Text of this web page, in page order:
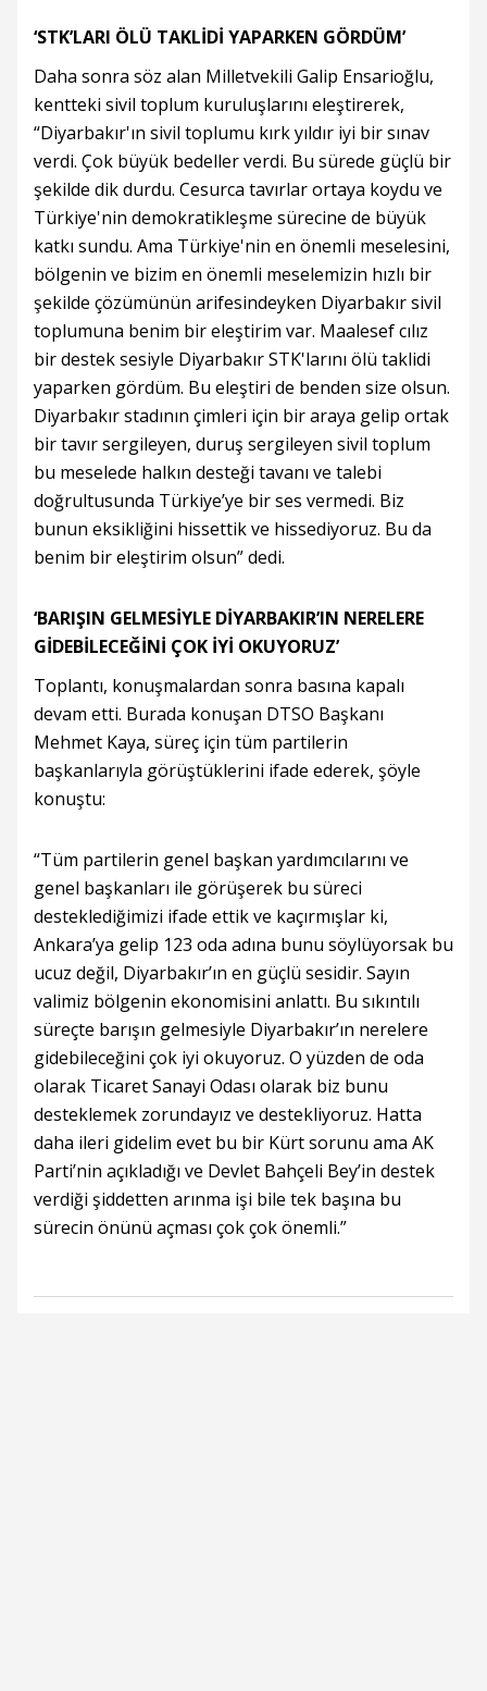
‘STK’LARI ÖLÜ TAKLİDİ YAPARKEN GÖRDÜM’
Daha sonra söz alan Milletvekili Galip Ensarioğlu,
kentteki sivil toplum kuruluşlarını eleştirerek,
“Diyarbakır'ın sivil toplumu kırk yıldır iyi bir sınav
verdi. Çok büyük bedeller verdi. Bu sürede güçlü bir
şekilde dik durdu. Cesurca tavırlar ortaya koydu ve
Türkiye'nin demokratikleşme sürecine de büyük
katkı sundu. Ama Türkiye'nin en önemli meselesini,
bölgenin ve bizim en önemli meselemizin hızlı bir
şekilde çözümünün arifesindeyken Diyarbakır sivil
toplumuna benim bir eleştirim var. Maalesef cılız
bir destek sesiyle Diyarbakır STK'larını ölü taklidi
yaparken gördüm. Bu eleştiri de benden size olsun.
Diyarbakır stadının çimleri için bir araya gelip ortak
bir tavır sergileyen, duruş sergileyen sivil toplum
bu meselede halkın desteği tavanı ve talebi
doğrultusunda Türkiye’ye bir ses vermedi. Biz
bunun eksikliğini hissettik ve hissediyoruz. Bu da
benim bir eleştirim olsun” dedi.
‘BARIŞIN GELMESİYLE DİYARBAKIR’IN NERELERE
GİDEBİLECEĞİNİ ÇOK İYİ OKUYORUZ’
Toplantı, konuşmalardan sonra basına kapalı
devam etti. Burada konuşan DTSO Başkanı
Mehmet Kaya, süreç için tüm partilerin
başkanlarıyla görüştüklerini ifade ederek, şöyle
konuştu:
“Tüm partilerin genel başkan yardımcılarını ve
genel başkanları ile görüşerek bu süreci
desteklediğimizi ifade ettik ve kaçırmışlar ki,
Ankara’ya gelip 123 oda adına bunu söylüyorsak bu
ucuz değil, Diyarbakır’ın en güçlü sesidir. Sayın
valimiz bölgenin ekonomisini anlattı. Bu sıkıntılı
süreçte barışın gelmesiyle Diyarbakır’ın nerelere
gidebileceğini çok iyi okuyoruz. O yüzden de oda
olarak Ticaret Sanayi Odası olarak biz bunu
desteklemek zorundayız ve destekliyoruz. Hatta
daha ileri gidelim evet bu bir Kürt sorunu ama AK
Parti’nin açıkladığı ve Devlet Bahçeli Bey’in destek
verdiği şiddetten arınma işi bile tek başına bu
sürecin önünü açması çok çok önemli.”